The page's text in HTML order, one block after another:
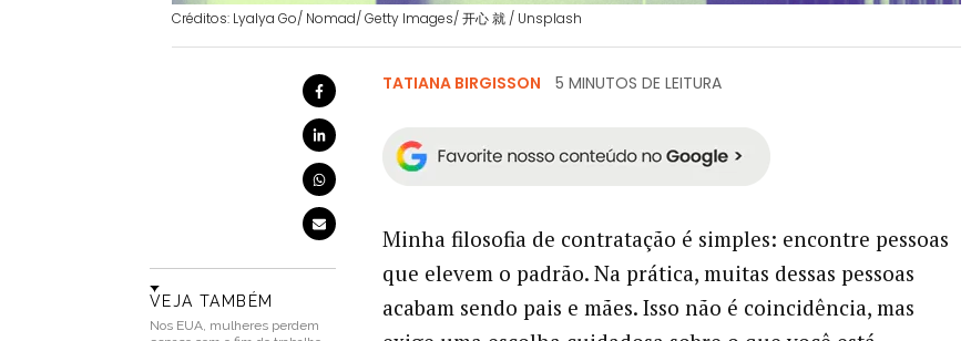
Créditos: Lyalya Go/ Nomad/ Getty Images/ 开心 就 / Unsplash
VEJA TAMBÉM
Nos EUA, mulheres perdem
TATIANA BIRGISSON 5 MINUTOS DE LEITURA
Minha filosofia de contratação é simples: encontre pessoas
que elevem o padrão. Na prática, muitas dessas pessoas
acabam sendo pais e mães. Isso não é coincidência, mas